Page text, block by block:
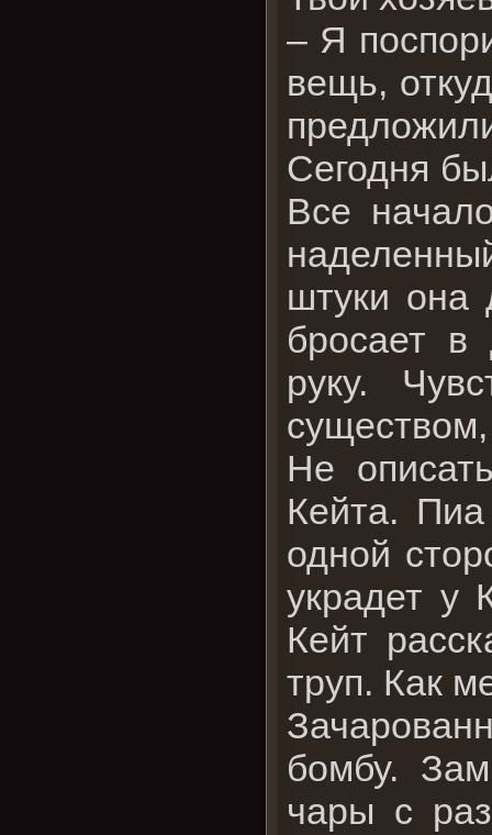
– Я
вещь,
Сегодня
Все
штуки она
бросает
руку.
Не
Кейта.
одной
украдет у
Кейт
труп. Как
бомбу.
чары с